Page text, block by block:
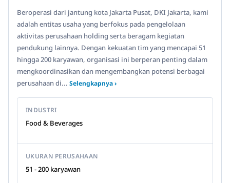
Beroperasi dari jantung kota Jakarta Pusat, DKI Jakarta, kami
adalah entitas usaha yang berfokus pada pengelolaan
aktivitas perusahaan holding serta beragam kegiatan
pendukung lainnya. Dengan kekuatan tim yang mencapai 51
hingga 200 karyawan, organisasi ini berperan penting dalam
mengkoordinasikan dan mengembangkan potensi berbagai
perusahaan di... Selengkapnya ›
INDUSTRI
Food & Beverages
UKURAN PERUSAHAAN
51 - 200 karyawan